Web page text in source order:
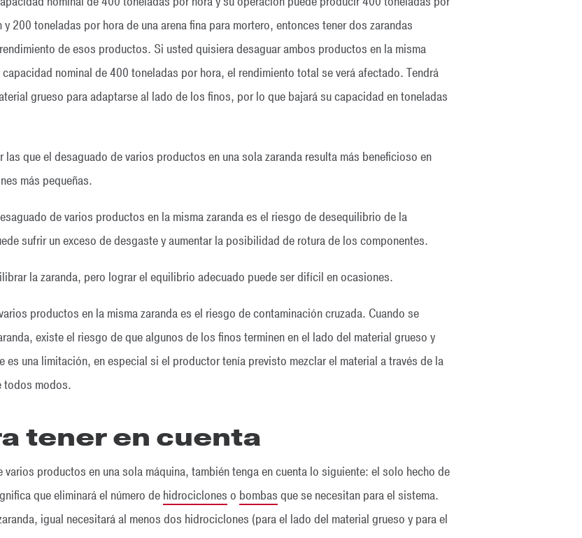
200 toneladas por hora de una arena fina para mortero, entonces tener dos zarandas
de esos productos. Si usted quisiera desaguar ambos productos en la misma
nominal de 400 toneladas por hora, el rendimiento total se verá afectado. Tendrá
grueso para adaptarse al lado de los finos, por lo que bajará su capacidad en toneladas
las que el desaguado de varios productos en una sola zaranda resulta más beneficioso en
más pequeñas.
de varios productos en la misma zaranda es el riesgo de desequilibrio de la
sufrir un exceso de desgaste y aumentar la posibilidad de rotura de los componentes.
la zaranda, pero lograr el equilibrio adecuado puede ser difícil en ocasiones.
productos en la misma zaranda es el riesgo de contaminación cruzada. Cuando se
existe el riesgo de que algunos de los finos terminen en el lado del material grueso y
es una limitación, en especial si el productor tenía previsto mezclar el material a través de la
todos modos.
tener en cuenta
productos en una sola máquina, también tenga en cuenta lo siguiente: el solo hecho de
que eliminará el número de hidrociclones o bombas que se necesitan para el sistema.
igual necesitará al menos dos hidrociclones (para el lado del material grueso y para el